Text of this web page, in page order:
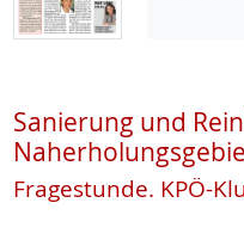
Sanierung und
Fragestunde. KPÖ-